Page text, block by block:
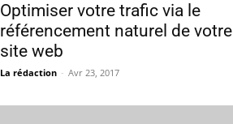
Optimiser votre trafic via le
référencement naturel de votre
site web
La rédaction - Avr 23, 2017